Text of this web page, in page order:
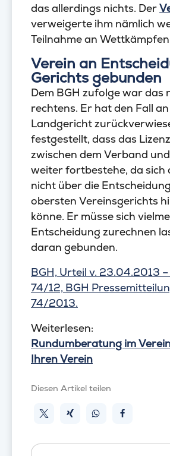
das allerdings nichts. Der
verweigerte ihm nämlich
Teilnahme an
Verein an
Gerichts gebunden
Dem BGH zufolge war das
rechtens. Er hat den Fall
Landgericht
festgestellt, dass das
zwischen dem Verband
weiter fortbestehe, da sich
nicht über die
obersten Vereinsgerichts
könne. Er müsse sich
Entscheidung zurechnen
daran gebunden.
BGH, Urteil v. 23.04.2013 –
74/12, BGH
74/2013.
Weiterlesen:
Rundumberatung im
Ihren Verein
Diesen Artikel teilen